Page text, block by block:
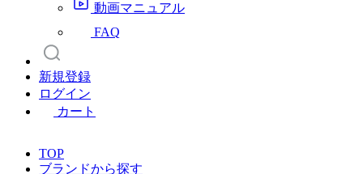
動画マニュアル
FAQ
新規登録
ログイン
カート
TOP
ブランドから探す